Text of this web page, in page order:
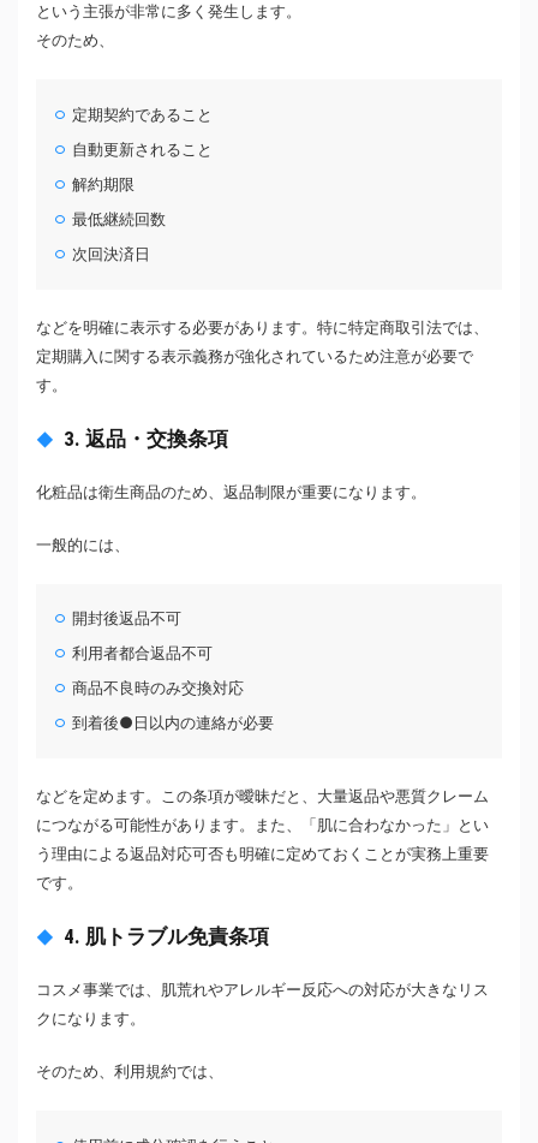
という主張が非常に多く発生します。
そのため、
定期契約であること
自動更新されること
解約期限
最低継続回数
次回決済日
などを明確に表示する必要があります。特に特定商取引法では、
定期購入に関する表示義務が強化されているため注意が必要で
す。
3. 返品・交換条項
化粧品は衛生商品のため、返品制限が重要になります。
一般的には、
開封後返品不可
利用者都合返品不可
商品不良時のみ交換対応
到着後●日以内の連絡が必要
などを定めます。この条項が曖昧だと、大量返品や悪質クレーム
につながる可能性があります。また、「肌に合わなかった」とい
う理由による返品対応可否も明確に定めておくことが実務上重要
です。
4. 肌トラブル免責条項
コスメ事業では、肌荒れやアレルギー反応への対応が大きなリス
クになります。
そのため、利用規約では、